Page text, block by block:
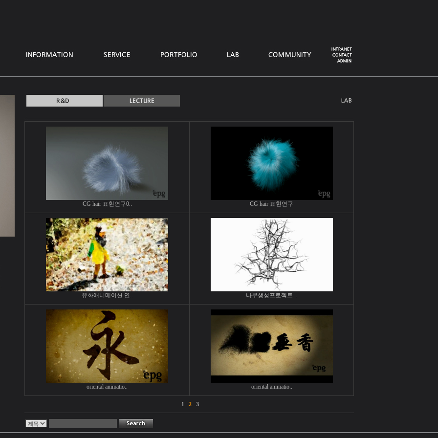
CG hair 표현연구0.. CG hair 표현연구
유화애니메이션 연.. 나무생성프로젝트 ..
oriental animatio.. oriental animatio..
1 2 3